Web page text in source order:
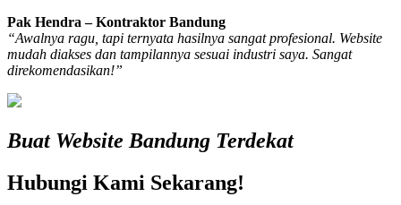
Pak Hendra – Kontraktor Bandung
“Awalnya ragu, tapi ternyata hasilnya sangat profesional. Website
mudah diakses dan tampilannya sesuai industri saya. Sangat
direkomendasikan!”
Buat Website Bandung Terdekat
Hubungi Kami Sekarang!